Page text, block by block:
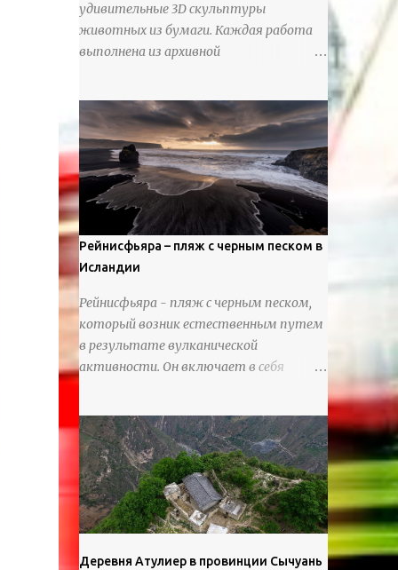
удивительные 3D скульптуры
животных из бумаги. Каждая работа
выполнена из архивной
выцветание. Николлс использует
крошечные количества клея для
закрепления отдельных деталей,
используя ножи и инструменты для
текстурирования, чтобы точно
вылепить каждую деталь. источник
https://calvinnicholls.com/
Рейнисфьяра – пляж с черным песком в
Исландии
Рейнисфьяра - пляж с черным песком,
который возник естественным путем
в результате вулканической
активности. Он включает в себя
массивные базальтовые
шестиугольные колонны, высокие
утесы, лавовые образования, черную
береговую линию и великолепные
каменные арки.
Деревня Атулиер в провинции Сычуань